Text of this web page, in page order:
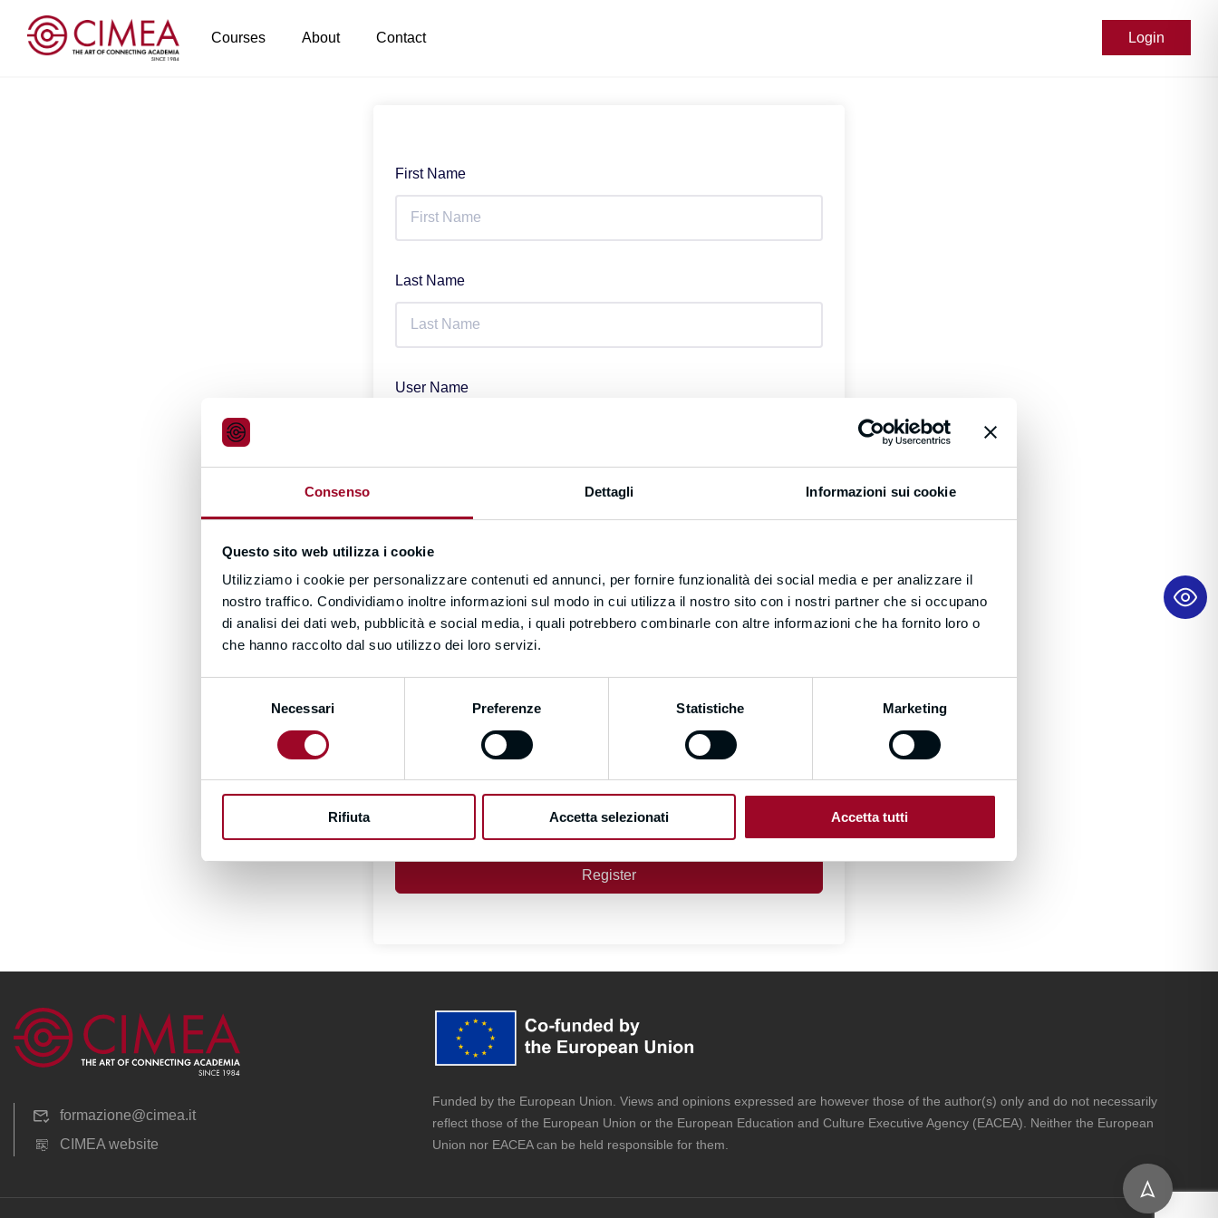
Consenso Dettagli Informazioni sui cookie
Questo sito web utilizza i cookie
Utilizziamo i cookie per personalizzare contenuti ed annunci, per fornire funzionalità dei social media e per analizzare il
nostro traffico. Condividiamo inoltre informazioni sul modo in cui utilizza il nostro sito con i nostri partner che si occupano
di analisi dei dati web, pubblicità e social media, i quali potrebbero combinarle con altre informazioni che ha fornito loro o
che hanno raccolto dal suo utilizzo dei loro servizi.
Necessari Preferenze Statistiche Marketing
Rifiuta Accetta selezionati Accetta tutti
Courses About Contact Login
First Name
Last Name
User Name
Password
Password confirmation
By signing up, you agree to theTerms and Conditions
Register
formazione@cimea.it
CIMEA website
Funded by the European Union. Views and opinions expressed are however those of the author(s) only and do not necessarily
reflect those of the European Union or the European Education and Culture Executive Agency (EACEA). Neither the European
Union nor EACEA can be held responsible for them.